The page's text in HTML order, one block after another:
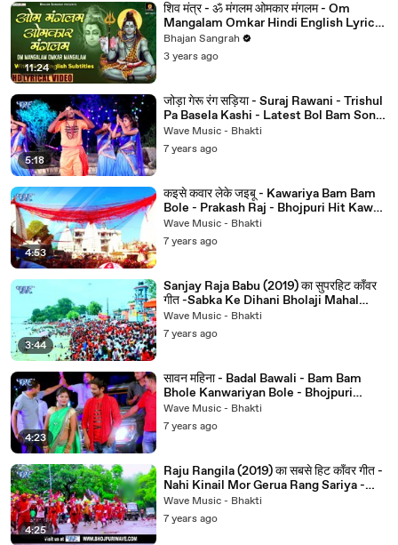
11:24
शिव मंत्र - ॐ मंगलम ओमकार मंगलम - Om
Mangalam Omkar Hindi English Lyrics
~ Bholenath ~ @bhajanSangrah
Bhajan Sangrah
3 years ago
5:18
जोड़ा गेरू रंग सड़िया - Suraj Rawani - Trishul
Pa Basela Kashi - Latest Bol Bam Song
2019
Wave Music - Bhakti
7 years ago
4:53
कइसे कवार लेके जइबू - Kawariya Bam Bam
Bole - Prakash Raj - Bhojpuri Hit Kawar
Geet 2019
Wave Music - Bhakti
7 years ago
3:44
Sanjay Raja Babu (2019) का सुपरहिट काँवर
गीत -Sabka Ke Dihani Bholaji Mahal
Atari - kanwar Geet 2019#Album -
Bhole Baba Ho Kaise Ke Aai Tohra
Dham #Singer - Sanjay Raja Babu
Atari #Lyrics - Akhilesh Ashiq #Music
Direc
Wave Music - Bhakti
7 years ago
4:23
सावन महिना - Badal Bawali - Bam Bam
Bhole Kanwariyan Bole - Bhojpuri
Kanwar Geet
Wave Music - Bhakti
7 years ago
4:25
Raju Rangila (2019) का सबसे हिट काँवर गीत -
Nahi Kinail Mor Gerua Rang Sariya -
Kanwar Geet 2019
Wave Music - Bhakti
7 years ago